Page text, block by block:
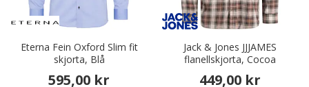
Eterna Fein Oxford Slim fit
skjorta, Blå
595,00 kr
Jack & Jones JJJAMES
flanellskjorta, Cocoa
449,00 kr